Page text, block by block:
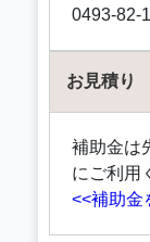
0493-82-
お見積り
補助金は
にご利用
<<補助金